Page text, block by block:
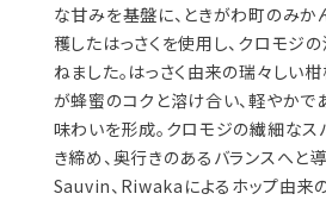
な甘みを基盤に、ときがわ町のみか
穫したはっさくを使用し、クロモジ
ねました。はっさく由来の瑞々しい
が蜂蜜のコクと溶け合い、軽やかで
味わいを形成。クロモジの繊細な
き締め、奥行きのあるバランスへと
Sauvin、Riwakaによるホップ由来